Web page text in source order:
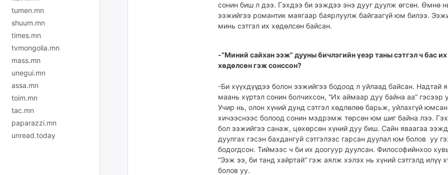
tumen.mn
shuum.mn
times.mn
tvmongolia.mn
mass.mn
unegui.mn
assa.mn
toim.mn
tac.mn
paparazzi.mn
unread.today
сонин биш л дээ. Гэхдээ би ээждээ энэ дууг дуулж өгсөн. Өмнө
ээжийгээ романтик маягаар баярлуулж байгаагүй юм билээ.
минь сэтгэл их хөдөлсөн байсан.
-“Миний сайхан ээж” дууны бичлэгийн үеэр таны сэтгэл ч бас их
хөдөлсөн гэж сонссон?
-Би хүүхдүүдээ болон ээжийгээ бодоод л уйлаад байсан. Надтай
маань хүртэл сонин болчихсон, “Их аймаар дуу байна аа” гэсээр
Учир нь, олон хүний дунд сэтгэл хөдлөлөө барьж, уйлахгүй
хичээснээс болоод сонин мэдрэмж төрсөн юм шиг байна лээ.
бол ээжийгээ санаж, цөхөрсөн хүний дуу биш. Сайн яваагаа
дуулгах гэсэн бахдангуй сэтгэлээс гарсан дуулал юм болов уу
бодогдсон. Тий­мээс ч би их доогуур дуул­сан. Философийнхоо
“Ээж ээ, би танд хайртай” гэж аялж хэлэх нь хүний сэт­гэлд илүү
болов уу.